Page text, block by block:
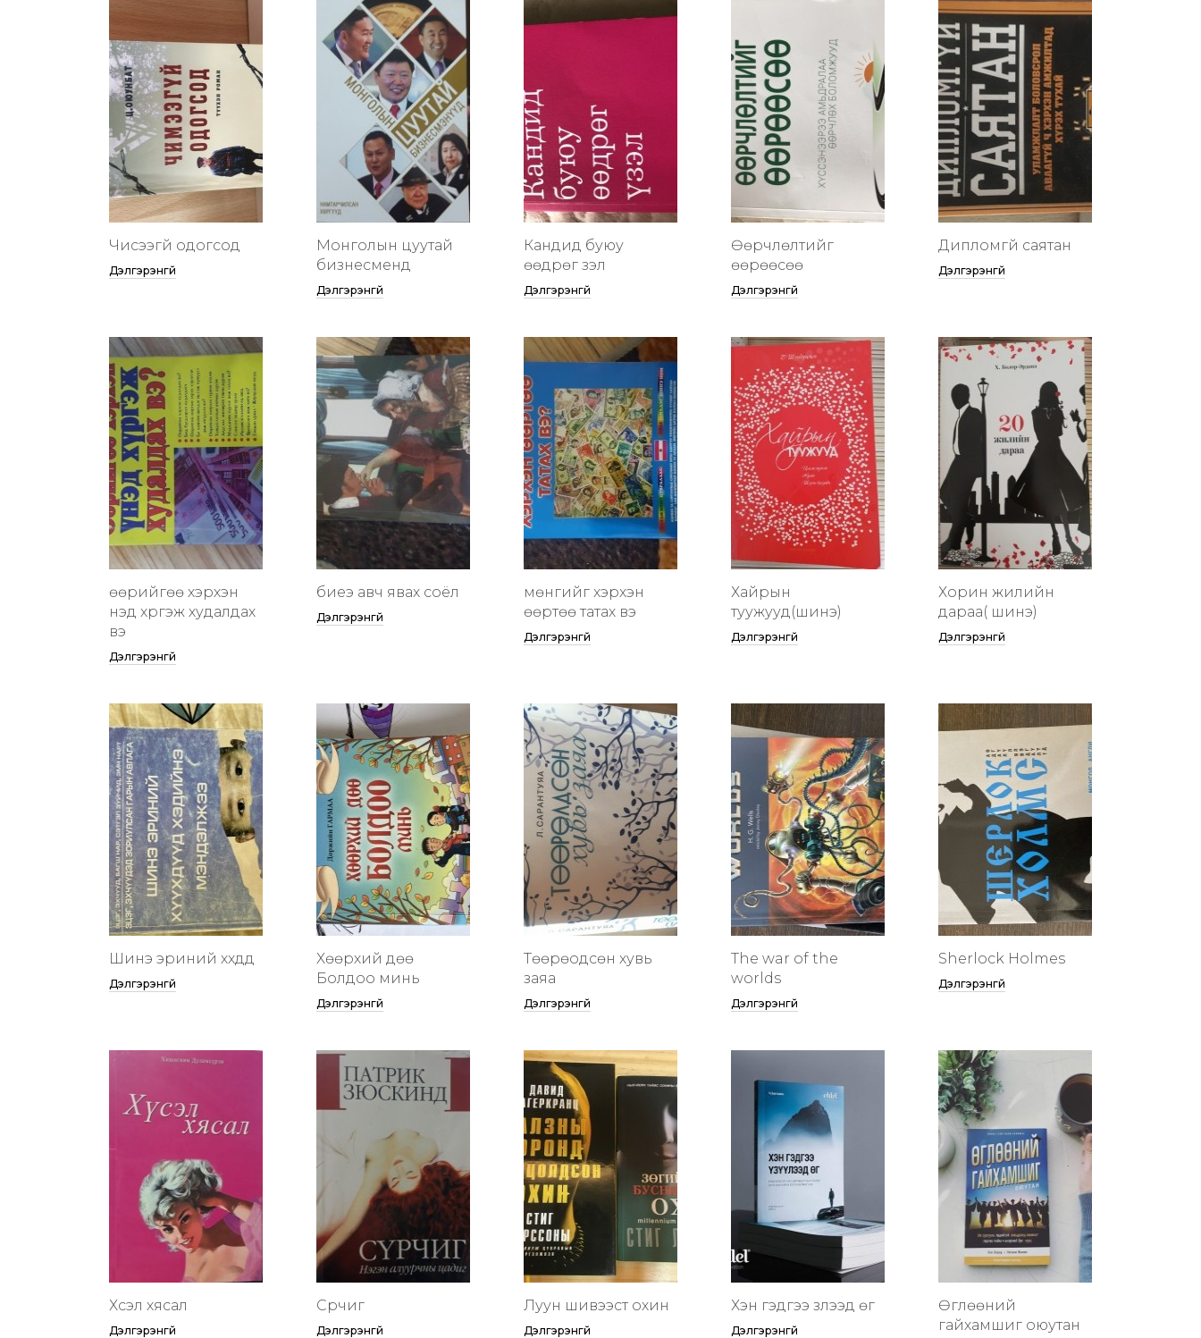
Чисээгүй одогсод
Дэлгэрэнгүй
Монголын цуутай
бизнесменүүд
Дэлгэрэнгүй
Кандид буюу
өөдрөг үзэл
Дэлгэрэнгүй
Өөрчлөлтийг
өөрөөсөө
Дэлгэрэнгүй
Дипломгүй саятан
Дэлгэрэнгүй
өөрийгөө хэрхэн
үнэд хүргэж худалдах
вэ
Дэлгэрэнгүй
биеэ авч явах соёл
Дэлгэрэнгүй
мөнгийг хэрхэн
өөртөө татах вэ
Дэлгэрэнгүй
Хайрын
туужууд(шинэ)
Дэлгэрэнгүй
Хорин жилийн
дараа( шинэ)
Дэлгэрэнгүй
Шинэ эриний хүүхдүүд
Дэлгэрэнгүй
Хөөрхий дөө
Болдоо минь
Дэлгэрэнгүй
Төөрөодсөн хувь
заяа
Дэлгэрэнгүй
The war of the
worlds
Дэлгэрэнгүй
Sherlock Holmes
Дэлгэрэнгүй
Хүсэл хясал
Дэлгэрэнгүй
Сүрчиг
Дэлгэрэнгүй
Луун шивээст охин
Дэлгэрэнгүй
Хэн гэдгээ үзүүлээд өг
Дэлгэрэнгүй
Өглөөний
гайхамшиг оюутан